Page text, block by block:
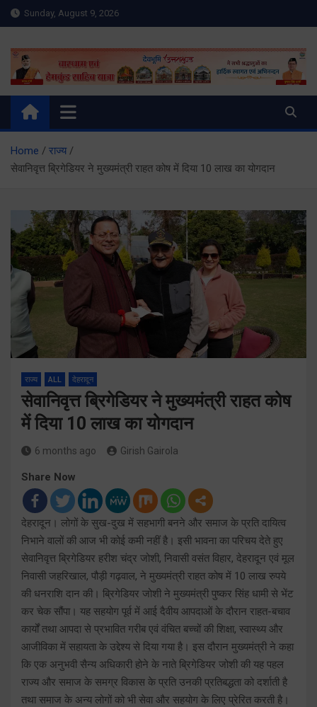
Skip
to
Sunday, August 9, 2026
Meru Raibar | Uttarakhand
News | Uttarkashi News
meruraibar.com
Home
राज्य
सेवानिवृत्त ब्रिगेडियर ने मुख्यमंत्री राहत कोष में दिया 10 लाख का योगदान
राज्य ALL देहरादून
सेवानिवृत्त ब्रिगेडियर ने मुख्यमंत्री राहत कोष
में दिया 10 लाख का योगदान
6 months ago Girish Gairola
Share Now
देहरादून। लोगों के सुख-दुख में सहभागी बनने और समाज के प्रति दायित्व
निभाने वालों की आज भी कोई कमी नहीं है। इसी भावना का परिचय देते हुए
सेवानिवृत्त ब्रिगेडियर हरीश चंद्र जोशी, निवासी वसंत विहार, देहरादून एवं मूल
निवासी जहरिखाल, पौड़ी गढ़वाल, ने मुख्यमंत्री राहत कोष में 10 लाख रुपये
की धनराशि दान की। ब्रिगेडियर जोशी ने मुख्यमंत्री पुष्कर सिंह धामी से भेंट
कर चेक सौंपा। यह सहयोग पूर्व में आई दैवीय आपदाओं के दौरान राहत-बचाव
कार्यों तथा आपदा से प्रभावित गरीब एवं वंचित बच्चों की शिक्षा, स्वास्थ्य और
आजीविका में सहायता के उद्देश्य से दिया गया है। इस दौरान मुख्यमंत्री ने कहा
कि एक अनुभवी सैन्य अधिकारी होने के नाते ब्रिगेडियर जोशी की यह पहल
राज्य और समाज के समग्र विकास के प्रति उनकी प्रतिबद्धता को दर्शाती है
तथा समाज के अन्य लोगों को भी सेवा और सहयोग के लिए प्रेरित करती है।